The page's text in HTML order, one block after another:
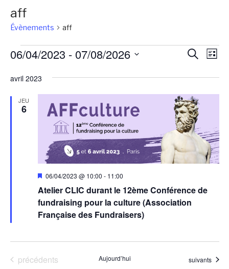
aff
Évènements aff
Évènements
de
vues
Liste
06/04/2023 - 07/08/2026
une
date.
avril 2023
JEU
6
Atelier CLIC durant le 12ème Conférence de
fundraising pour la culture (Association
Française des Fundraisers)
Mis
avant
06/04/2023 @ 10:00 - 11:00
Évènements
précédents Aujourd’hui Évènements
suivants